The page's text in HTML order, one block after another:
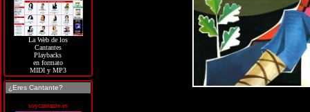
La Web de los
Cantantes
Playbacks
en formato
MIDI y MP3
¿Eres Cantante?
soycantante.es